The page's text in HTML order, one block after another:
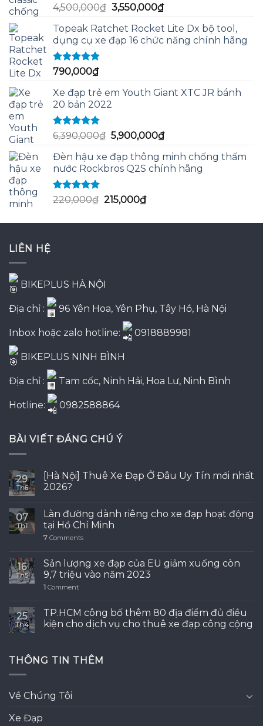
Được xếp
hạng
5.00
sao
4,500,000₫ Giá
là:
4,500,000₫.
3,550,000₫Giá
tại
là:
Topeak Ratchet Rocket Lite Dx bộ tool,
dụng cụ xe đạp 16 chức năng chính hãng
Được xếp
hạng
sao
790,000₫
Xe đạp trẻ em Youth Giant XTC JR bánh
20 bản 2022
Được xếp
hạng
5.00
sao
6,390,000₫ Giá
là:
6,390,000₫.
5,900,000₫Giá
tại
là:
Đèn hậu xe đạp thông minh chống thấm
nước Rockbros Q2S chính hãng
Được xếp
hạng
220,000₫ Giá
là:
215,000₫Giá
tại
LIÊN HỆ
BIKEPLUS HÀ NỘI
Địa chỉ : 96 Yên Hoa, Yên Phụ, Tây Hồ, Hà Nội
Inbox hoặc zalo hotline: 0918889981
BIKEPLUS NINH BÌNH
Địa chỉ : Tam cốc, Ninh Hải, Hoa Lư, Ninh Bình
Hotline: 0982588864
BÀI VIẾT ĐÁNG CHÚ Ý
29
Th6
[Hà Nội] Thuê Xe Đạp Ở Đâu Uy Tín mới nhất
2026?
07
Th1
Làn đường dành riêng cho xe đạp hoạt động
tại Hồ Chí Minh
7 Comments
16
Th5
Sản lượng xe đạp của EU giảm xuống còn
9,7 triệu vào năm 2023
1 Comment
25
Th4
TP.HCM công bố thêm 80 địa điểm đủ điều
kiện cho dịch vụ cho thuê xe đạp công cộng
THÔNG TIN THÊM
Về Chúng Tôi
Xe Đạp